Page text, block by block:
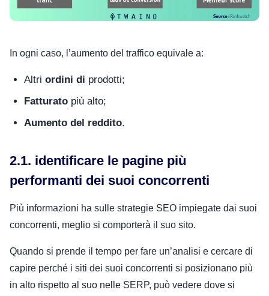
In ogni caso, l’aumento del traffico equivale a:
Altri ordini di prodotti;
Fatturato più alto;
Aumento del reddito.
2.1. identificare le pagine più
performanti dei suoi concorrenti
Più informazioni ha sulle strategie SEO impiegate dai suoi
concorrenti, meglio si comporterà il suo sito.
Quando si prende il tempo per fare un’analisi e cercare di
capire perché i siti dei suoi concorrenti si posizionano più
in alto rispetto al suo nelle SERP, può vedere dove si